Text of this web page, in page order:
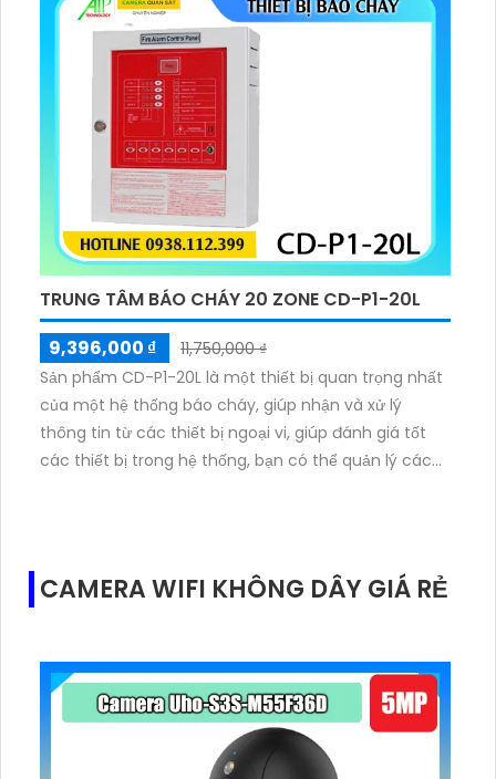
pin dự phòng.
TRUNG TÂM BÁO CHÁY 20 ZONE CD-P1-20L
9,396,000 ₫
11,750,000 ₫
Sản phẩm CD-P1-20L là một thiết bị quan trọng nhất
của một hệ thống báo cháy, giúp nhận và xử lý
thông tin từ các thiết bị ngoại vi, giúp đánh giá tốt
các thiết bị trong hệ thống, bạn có thể quản lý các
CAMERA WIFI KHÔNG DÂY GIÁ RẺ